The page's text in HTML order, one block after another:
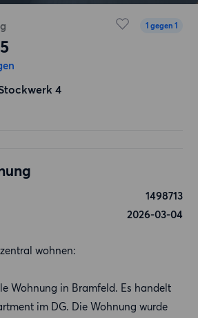
1 gegen 1
4
1498713
2026-03-04
wohnen:
Wohnung in Bramfeld. Es handelt
im DG. Die Wohnung wurde